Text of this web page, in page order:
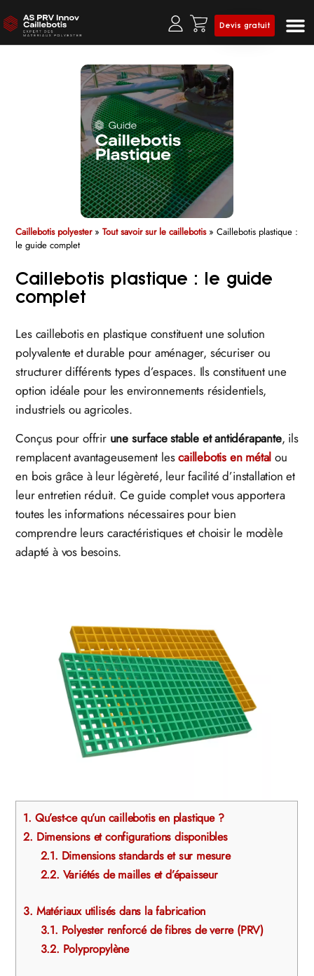
Devis gratuit
Caillebotis polyester»Tout savoir sur le caillebotis»Caillebotis plastique :
le guide complet
Caillebotis plastique : le guide
complet
Les caillebotis en plastique constituent une solution
polyvalente et durable pour aménager, sécuriser ou
structurer différents types d’espaces. Ils constituent une
option idéale pour les environnements résidentiels,
industriels ou agricoles.
Conçus pour offrir une surface stable et antidérapante, ils
remplacent avantageusement lescaillebotis en métal ou
en bois grâce à leur légèreté, leur facilité d’installation et
leur entretien réduit. Ce guide complet vous apportera
toutes les informations nécessaires pour bien
comprendre leurs caractéristiques et choisir le modèle
adapté à vos besoins.
1. Qu’est-ce qu’un caillebotis en plastique ?
2. Dimensions et configurations disponibles
2.1. Dimensions standards et sur mesure
2.2. Variétés de mailles et d’épaisseur
3. Matériaux utilisés dans la fabrication
3.1. Polyester renforcé de fibres de verre (PRV)
3.2. Polypropylène